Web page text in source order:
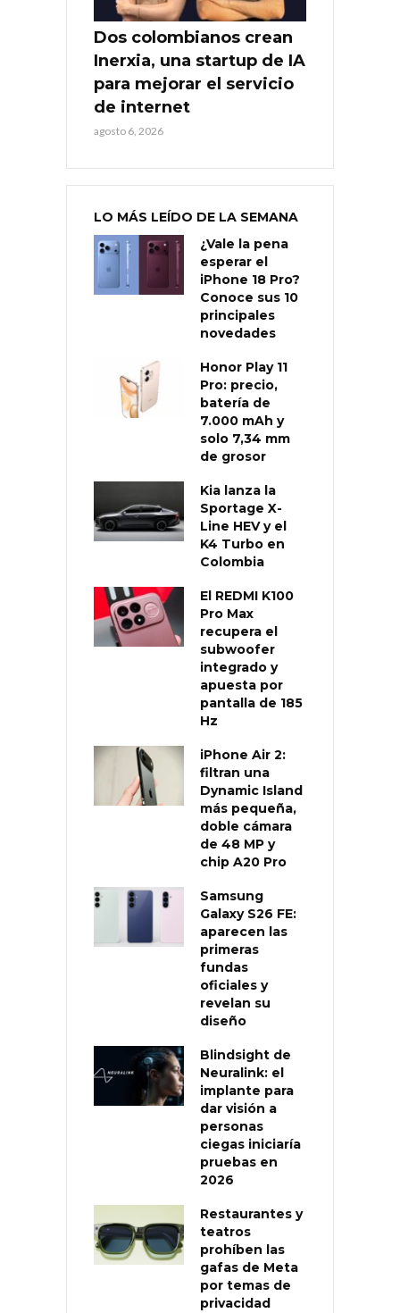
Dos colombianos crean
Inerxia, una startup de IA
para mejorar el servicio
de internet
agosto 6, 2026
LO MÁS LEÍDO DE LA SEMANA
¿Vale la pena
esperar el
iPhone 18 Pro?
Conoce sus 10
principales
novedades
Honor Play 11
Pro: precio,
batería de
7.000 mAh y
solo 7,34 mm
de grosor
Kia lanza la
Sportage X-
Line HEV y el
K4 Turbo en
Colombia
El REDMI K100
Pro Max
recupera el
subwoofer
integrado y
apuesta por
pantalla de 185
Hz
iPhone Air 2:
filtran una
Dynamic Island
más pequeña,
doble cámara
de 48 MP y
chip A20 Pro
Samsung
Galaxy S26 FE:
aparecen las
primeras
fundas
oficiales y
revelan su
diseño
Blindsight de
Neuralink: el
implante para
dar visión a
personas
ciegas iniciaría
pruebas en
2026
Restaurantes y
teatros
prohíben las
gafas de Meta
por temas de
privacidad